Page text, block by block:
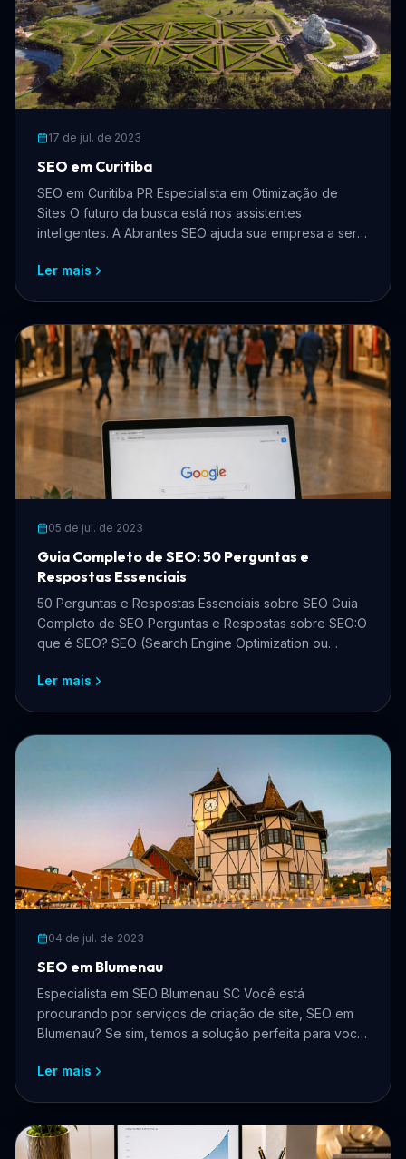
17 de jul. de 2023
SEO em Curitiba
SEO em Curitiba PR Especialista em Otimização de
Sites O futuro da busca está nos assistentes
inteligentes. A Abrantes SEO ajuda sua empresa a ser
Ler mais
05 de jul. de 2023
Guia Completo de SEO: 50 Perguntas e
Respostas Essenciais
50 Perguntas e Respostas Essenciais sobre SEO Guia
Completo de SEO Perguntas e Respostas sobre SEO:O
que é SEO? SEO (Search Engine Optimization ou
Ler mais
04 de jul. de 2023
SEO em Blumenau
Especialista em SEO Blumenau SC Você está
procurando por serviços de criação de site, SEO em
Blumenau? Se sim, temos a solução perfeita para você!
Ler mais